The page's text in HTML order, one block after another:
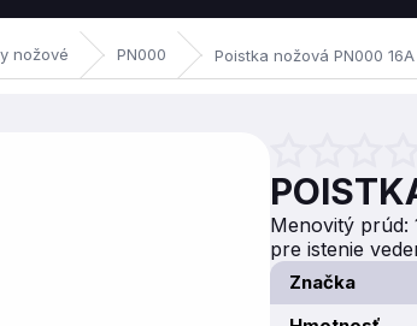
nožové PN000 Poistka nožová PN000 16A
Priemerné
Menovitý prúd:
pre istenie
Značka